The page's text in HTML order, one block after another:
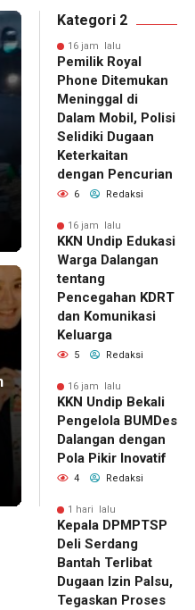
Kategori 2
16 jam lalu
Pemilik Royal
Phone Ditemukan
Meninggal di
Dalam Mobil, Polisi
Selidiki Dugaan
Keterkaitan
dengan Pencurian
6 Redaksi
16 jam lalu
KKN Undip Edukasi
Warga Dalangan
tentang
Pencegahan KDRT
dan Komunikasi
Keluarga
5 Redaksi
16 jam lalu
KKN Undip Bekali
Pengelola BUMDes
Dalangan dengan
Pola Pikir Inovatif
4 Redaksi
1 hari lalu
Kepala DPMPTSP
Deli Serdang
Bantah Terlibat
Dugaan Izin Palsu,
Tegaskan Proses